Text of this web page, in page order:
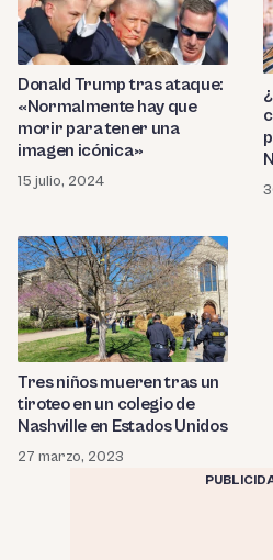
Donald Trump tras ataque:
«Normalmente hay que
morir para tener una
imagen icónica»
15 julio, 2024
Tres niños mueren tras un
tiroteo en un colegio de
Nashville en Estados Unidos
27 marzo, 2023